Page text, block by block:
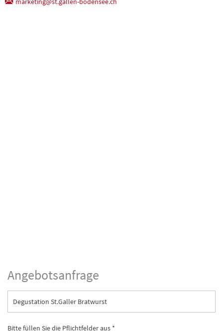
Angebotsanfrage
Degustation St.Galler Bratwurst
Bitte füllen Sie die Pflichtfelder aus *